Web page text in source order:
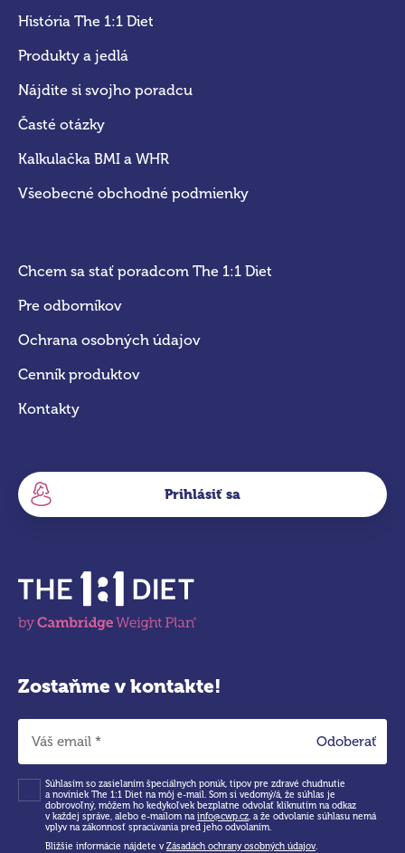
História The 1:1 Diet
Produkty a jedlá
Nájdite si svojho poradcu
Časté otázky
Kalkulačka BMI a WHR
Všeobecné obchodné podmienky
Chcem sa stať poradcom The 1:1 Diet
Pre odborníkov
Ochrana osobných údajov
Cenník produktov
Kontakty
Prihlásiť sa
Zostaňme v kontakte!
Odoberať
Súhlasím so zasielaním špeciálnych ponúk, tipov pre zdravé chudnutie
a noviniek The 1:1 Diet na môj e-mail. Som si vedomý/á, že súhlas je
dobrovoľný, môžem ho kedykoľvek bezplatne odvolať kliknutím na odkaz
v každej správe, alebo e-mailom nainfo@cwp.cz, a že odvolanie súhlasu nemá
vplyv na zákonnosť spracúvania pred jeho odvolaním.
Bližšie informácie nájdete vZásadách ochrany osobných údajov.